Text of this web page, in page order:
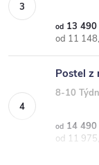
od 13 490
od 11
Postel z
8-10
od 14 490
od 11